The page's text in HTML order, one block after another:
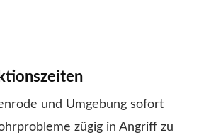
und Umgebung sofort
zügig in Angriff zu